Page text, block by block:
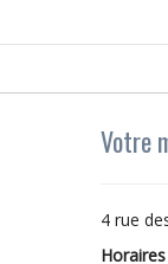
Votre
4 rue